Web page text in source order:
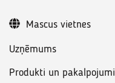
Uzņēmums
Produkti un pakalpojumi
Mascus vietnes